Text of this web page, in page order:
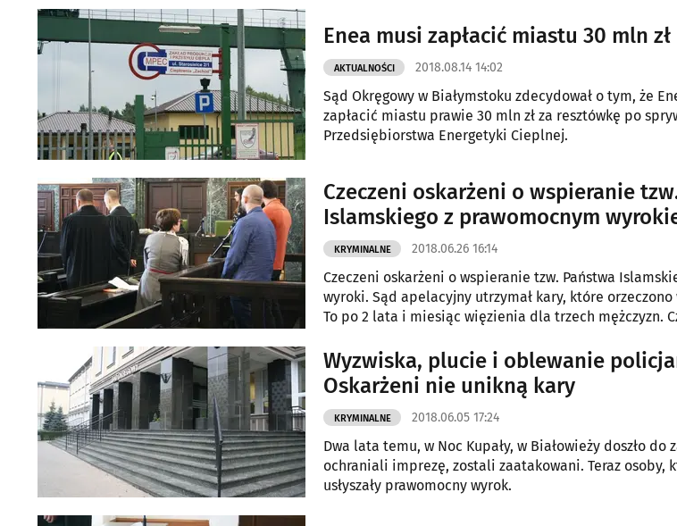
Enea musi zapłacić miastu 30 mln zł
AKTUALNOŚCI 2018.08.14 14:02
Sąd Okręgowy w Białymstoku zdecydował o tym, że
zapłacić miastu prawie 30 mln zł za resztówkę po
Przedsiębiorstwa Energetyki Cieplnej.
Czeczeni oskarżeni o wspieranie
Islamskiego z prawomocnym
KRYMINALNE 2018.06.26 16:14
Czeczeni oskarżeni o wspieranie tzw. Państwa
wyroki. Sąd apelacyjny utrzymał kary, które
To po 2 lata i miesiąc więzienia dla trzech mężczyzn.
Wyzwiska, plucie i oblewanie
Oskarżeni nie unikną kary
KRYMINALNE 2018.06.05 17:24
Dwa lata temu, w Noc Kupały, w Białowieży doszło
ochraniali imprezę, zostali zaatakowani. Teraz osoby,
usłyszały prawomocny wyrok.